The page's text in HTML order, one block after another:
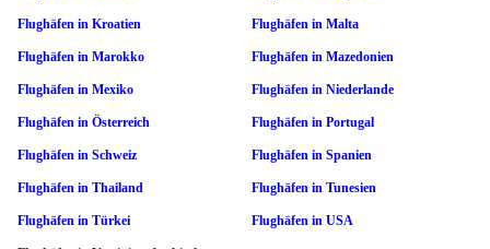
Flughäfen in Kroatien Flughäfen in Malta
Flughäfen in Marokko Flughäfen in Mazedonien
Flughäfen in Mexiko Flughäfen in Niederlande
Flughäfen in Österreich Flughäfen in Portugal
Flughäfen in Schweiz Flughäfen in Spanien
Flughäfen in Thailand Flughäfen in Tunesien
Flughäfen in Türkei Flughäfen in USA